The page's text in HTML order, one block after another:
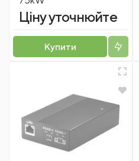
Ціну уточнюйте
Купити